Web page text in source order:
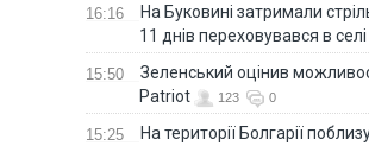
16:16
На Буковині затримали
11 днів переховувався в селі
15:50
Зеленський оцінив
Patriot
123 0
15:25
На території Болгарії